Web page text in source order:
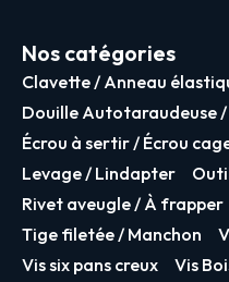
Nos catégories
Clavette / Anneau
Douille Autotaraudeuse
Écrou à sertir / Écrou
Levage / Lindapter
Rivet aveugle / À frapper
Tige filetée / Manchon
Vis six pans creux
Vis